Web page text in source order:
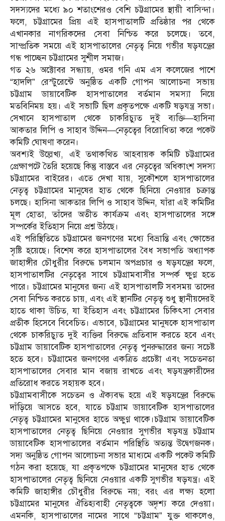
সদস্যদের মধ্যে ৯০ শতাংশেরও বেশি চট্টগ্রামের স্থায়ী বাসিন্দা।
ফলে, চট্টগ্রামের প্রিয় এই হাসপাতালটি প্রতিষ্ঠার পর থেকে
এখানকার নাগরিকদের সেবা নিশ্চিত করে চলেছে। তবে,
সাম্প্রতিক সময়ে এই হাসপাতালের নেতৃত্ব নিয়ে গভীর ষড়যন্ত্রের
গন্ধ পাচ্ছেন চট্টগ্রামের সুশীল সমাজ।
গত ২৬ অক্টোবর সন্ধ্যায়, ওমর গনি এম এস কলেজের পাশে
“হাদলি” রেস্টুরেন্টে অনুষ্ঠিত একটি গোপন আলোচনা সভায়
চট্টগ্রাম ডায়াবেটিক হাসপাতালের বর্তমান সমস্যা নিয়ে
মতবিনিময় হয়। এই সভাটি ছিল প্রকৃতপক্ষে একটি ষড়যন্ত্র সভা।
সেখানে হাসপাতাল থেকে চাকরিচ্যুত দুই ব্যক্তি—হাসিনা
আকতার লিপি ও সাহাব উদ্দিন—নেতৃত্বের বিরোধিতা করে পকেট
কমিটি ঘোষণা করেন।
অবশ্যই উল্লেখ্য, এই তথাকথিত আহবায়ক কমিটি চট্টগ্রামের
প্রেক্ষাপটে তৈরি হয়েছে কিন্তু বাস্তবে এর নেতৃত্বের অধিকাংশ সদস্য
চট্টগ্রামের বাইরের। এতে দেখা যায়, সুকৌশলে হাসপাতালের
নেতৃত্ব চট্টগ্রামের মানুষের হাত থেকে ছিনিয়ে নেওয়ার চক্রান্ত
চলছে। হাসিনা আকতার লিপি ও সাহাব উদ্দিন, যাঁরা এই কমিটির
মূল হোতা, তাঁদের অতীত কার্যক্রম এবং হাসপাতালের সঙ্গে
সম্পর্কের ইতিহাস নিয়ে প্রশ্ন উঠছে।
এই পরিস্থিতিতে চট্টগ্রামের জনগণের মধ্যে বিভ্রান্তি এবং ক্ষোভের
সৃষ্টি হয়েছে। বিশেষ করে হাসপাতালের বৈধ সভাপতি অধ্যাপক
জাহাঙ্গীর চৌধুরীর বিরুদ্ধে চলমান অপপ্রচার ও ষড়যন্ত্রের ফলে,
হাসপাতালটির নেতৃত্বের সাথে চট্টগ্রামবাসীর সম্পর্ক ক্ষুণ্ণ হতে
পারে। চট্টগ্রামের মানুষের জন্য এই হাসপাতালটি সবসময় তাদের
সেবা নিশ্চিত করতে চায়, এবং এই স্থানটির নেতৃত্ব শুধু স্থানীয়দেরই
হাতে থাকা উচিত, যা ইতিহাস এবং চট্টগ্রামের চিকিৎসা সেবার
প্রতীক হিসেবে বিবেচিত। এভাবে, চট্টগ্রামের মানুষকে হাসপাতাল
থেকে চাকরিচ্যুত দুই ব্যক্তির বিরুদ্ধে প্রতিবাদ করতে হবে এবং
চট্টগ্রাম ডায়াবেটিক হাসপাতালের নেতৃত্ব পুনরুদ্ধারের জন্য সচেষ্ট
হতে হবে। চট্টগ্রামের জনগণের একত্রিত প্রচেষ্টা এবং সচেতনতা
হাসপাতালের সেবার মান বজায় রাখতে এবং ষড়যন্ত্রকারীদের
প্রতিরোধ করতে সহায়ক হবে।
চট্টগ্রামবাসীকে সচেতন ও ঐক্যবদ্ধ হয়ে এই ষড়যন্ত্রের বিরুদ্ধে
দাঁড়িয়ে আসতে হবে, যাতে চট্টগ্রাম ডায়াবেটিক হাসপাতালের
নেতৃত্ব চট্টগ্রামের মানুষের হাতে অক্ষুণ্ণ থাকে।চট্টগ্রাম ডায়াবেটিক
হাসপাতালের নেতৃত্ব ছিনিয়ে নেওয়ার সুগভীর ষড়যন্ত্র চট্টগ্রাম
ডায়াবেটিক হাসপাতালের বর্তমান পরিস্থিতি অত্যন্ত উদ্বেগজনক।
সদ্য অনুষ্ঠিত গোপন আলোচনা সভার মাধ্যমে একটি পকেট কমিটি
গঠন করা হয়েছে, যা প্রকৃতপক্ষে চট্টগ্রামের মানুষের হাত থেকে
হাসপাতালের নেতৃত্ব ছিনিয়ে নেওয়ার একটি সুগভীর ষড়যন্ত্র। এই
কমিটি জাহাঙ্গীর চৌধুরীর বিরুদ্ধে নয়; বরং এর লক্ষ্য হলো
চট্টগ্রামের মানুষের ঐতিহ্যবাহী নেতৃত্বকে অদৃশ্য করে দেওয়া।
এমনকি, হাসপাতালের নামের সাথে “চট্টগ্রাম” যুক্ত থাকলেও,